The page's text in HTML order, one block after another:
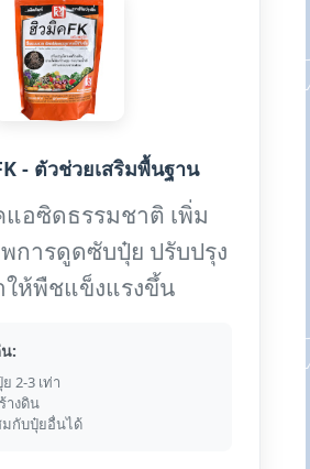
- ตัวช่วยเสริมพื้นฐาน
อซิดธรรมชาติ เพิ่ม
การดูดซับปุ๋ย ปรับปรุง
ห้พืชแข็งแรงขึ้น
:
2-3 เท่า
างดิน
มกับปุ๋ยอื่นได้